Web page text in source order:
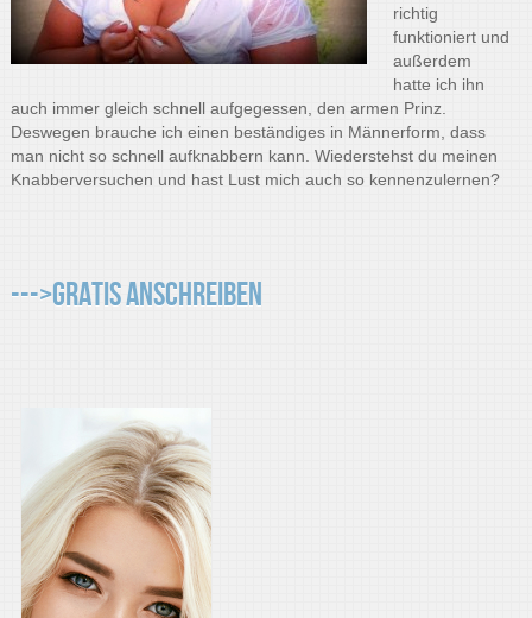
richtig
funktioniert und
außerdem
hatte ich ihn
auch immer gleich schnell aufgegessen, den armen Prinz.
Deswegen brauche ich einen beständiges in Männerform, dass
man nicht so schnell aufknabbern kann. Wiederstehst du meinen
Knabberversuchen und hast Lust mich auch so kennenzulernen?
--->Gratis Anschreiben